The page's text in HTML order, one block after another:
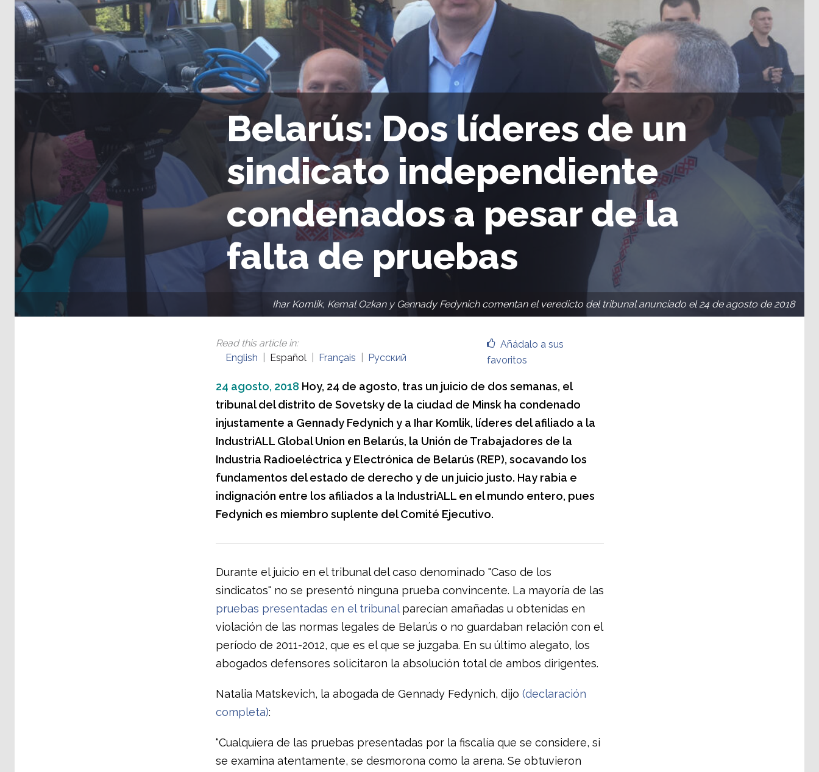
Belarús: Dos líderes de un
sindicato independiente
condenados a pesar de la
falta de pruebas
Ihar Komlik, Kemal Ozkan y Gennady Fedynich comentan el veredicto del tribunal anunciado el 24 de agosto de 2018
Añádalo a sus
favoritos
Read this article in:
English
Español Français Русский
24 agosto, 2018 Hoy, 24 de agosto, tras un juicio de dos semanas, el
tribunal del distrito de Sovetsky de la ciudad de Minsk ha condenado
injustamente a Gennady Fedynich y a Ihar Komlik, líderes del afiliado a la
IndustriALL Global Union en Belarús, la Unión de Trabajadores de la
Industria Radioeléctrica y Electrónica de Belarús (REP), socavando los
fundamentos del estado de derecho y de un juicio justo. Hay rabia e
indignación entre los afiliados a la IndustriALL en el mundo entero, pues
Fedynich es miembro suplente del Comité Ejecutivo.
Durante el juicio en el tribunal del caso denominado "Caso de los
sindicatos" no se presentó ninguna prueba convincente. La mayoría de las
pruebas presentadas en el tribunalparecían amañadas u obtenidas en
violación de las normas legales de Belarús o no guardaban relación con el
período de 2011-2012, que es el que se juzgaba. En su último alegato, los
abogados defensores solicitaron la absolución total de ambos dirigentes.
Natalia Matskevich, la abogada de Gennady Fedynich, dijo (declaración
completa):
“Cualquiera de las pruebas presentadas por la fiscalía que se considere, si
se examina atentamente, se desmorona como la arena. Se obtuvieron